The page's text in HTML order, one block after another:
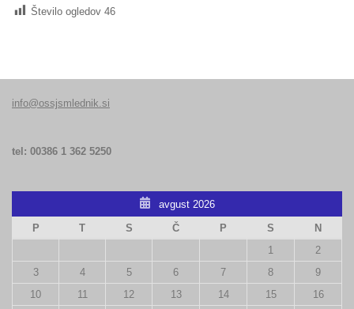
Število ogledov 46
info@ossjsmlednik.si
tel: 00386 1 362 5250
avgust 2026
P
T S Č P S
N
1
2
3
4 5 6 7 8
9
10
11 12 13 14 15
16